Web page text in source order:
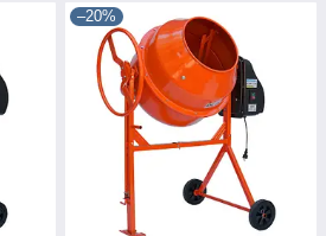
–20%